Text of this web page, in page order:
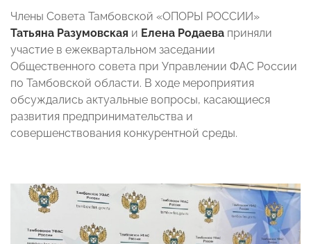
Члены Совета Тамбовской «ОПОРЫ РОССИИ»
Татьяна Разумовская и Елена Родаева приняли
участие в ежеквартальном заседании
Общественного совета при Управлении ФАС России
по Тамбовской области. В ходе мероприятия
обсуждались актуальные вопросы, касающиеся
развития предпринимательства и
совершенствования конкурентной среды.